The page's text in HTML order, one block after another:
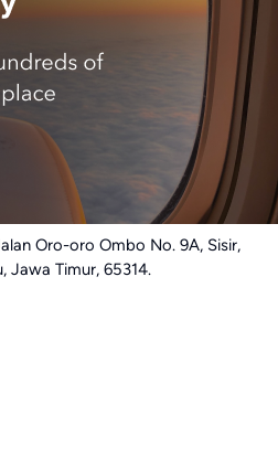
Oro-oro Ombo No. 9A, Sisir,
Jawa Timur, 65314.